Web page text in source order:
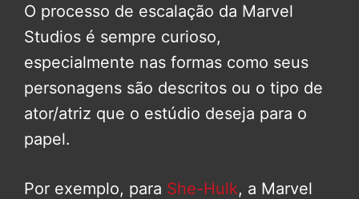
O processo de escalação da Marvel
Studios é sempre curioso,
especialmente nas formas como seus
personagens são descritos ou o tipo de
ator/atriz que o estúdio deseja para o
papel.
Por exemplo, para She-Hulk, a Marvel